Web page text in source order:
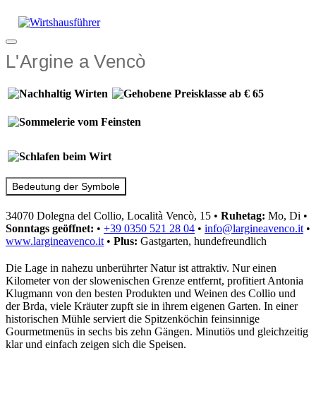
Inhalt
Menü
L'Argine a Vencò
Bedeutung der Symbole
34070 Dolegna del Collio, Località Vencò, 15 • Ruhetag: Mo, Di •
Sonntags geöffnet: • +39 0350 521 28 04 • info@largineavenco.it •
www.largineavenco.it • Plus: Gastgarten, hundefreundlich
Die Lage in nahezu unberührter Natur ist attraktiv. Nur einen
Kilometer von der slowenischen Grenze entfernt, profitiert Antonia
Klugmann von den besten Produkten und Weinen des Collio und
der Brda, viele Kräuter zupft sie in ihrem eigenen Garten. In einer
historischen Mühle serviert die Spitzenköchin feinsinnige
Gourmetmenüs in sechs bis zehn Gängen. Minutiös und gleichzeitig
klar und einfach zeigen sich die Speisen.